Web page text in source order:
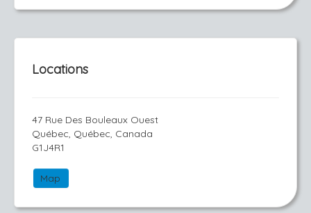
Locations
47 Rue Des Bouleaux Ouest
Québec, Québec, Canada
G1J4R1
Map